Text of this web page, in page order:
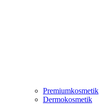
Premiumkosmetik
Dermokosmetik